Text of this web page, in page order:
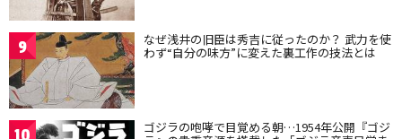
9 なぜ浅井の旧臣は秀吉に従ったのか？ 武力を使
わず“自分の味方”に変えた裏工作の技法とは
ゴジラの咆哮で目覚める朝…1954年公開『ゴジ